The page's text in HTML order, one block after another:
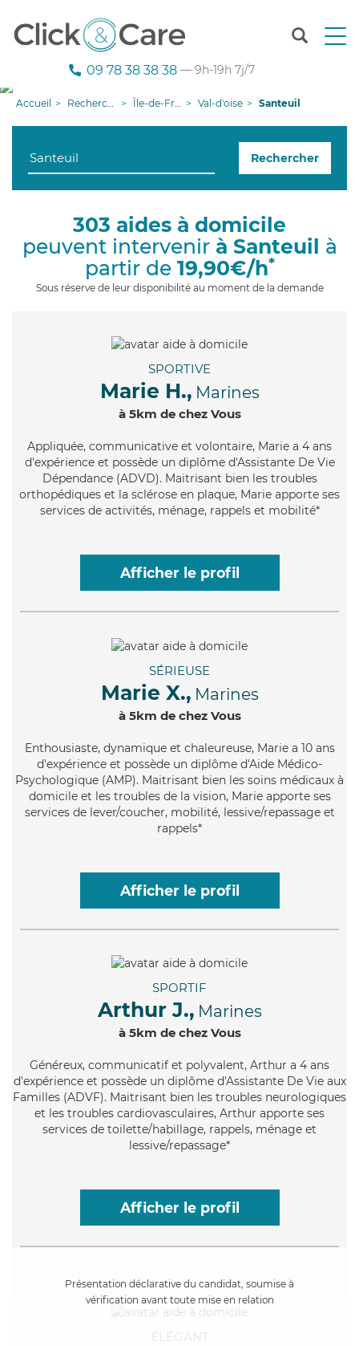
T
n
g
i
09 78 38 38 38 — 9h-19h 7j/7
Accueil Recherche aide à domicile Île-de-France Val-d'oise Santeuil
Rechercher
303 aides à domicile
peuvent intervenir à Santeuil à
partir de 19,90€/h*
Sous réserve de leur disponibilité au moment de la demande
SPORTIVE
Marie H., Marines
à 5km de chez Vous
Appliquée, communicative et volontaire, Marie a 4 ans
d'expérience et possède un diplôme d'Assistante De Vie
Dépendance (ADVD). Maitrisant bien les troubles
orthopédiques et la sclérose en plaque, Marie apporte ses
services de activités, ménage, rappels et mobilité*
Afficher le profil
SÉRIEUSE
Marie X., Marines
à 5km de chez Vous
Enthousiaste, dynamique et chaleureuse, Marie a 10 ans
d'expérience et possède un diplôme d'Aide Médico-
Psychologique (AMP). Maitrisant bien les soins médicaux à
domicile et les troubles de la vision, Marie apporte ses
services de lever/coucher, mobilité, lessive/repassage et
rappels*
Afficher le profil
SPORTIF
Arthur J., Marines
à 5km de chez Vous
Généreux, communicatif et polyvalent, Arthur a 4 ans
d'expérience et possède un diplôme d'Assistante De Vie aux
Familles (ADVF). Maitrisant bien les troubles neurologiques
et les troubles cardiovasculaires, Arthur apporte ses
services de toilette/habillage, rappels, ménage et
lessive/repassage*
Afficher le profil
Présentation déclarative du candidat, soumise à
vérification avant toute mise en relation
ÉLÉGANT